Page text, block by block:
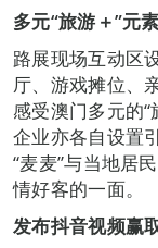
多元“旅游＋”元
路展现场互动区
厅、游戏摊位、
感受澳门多元的
企业亦各自设置
“麦麦”与当地居
情好客的一面。
发布抖音视频赢